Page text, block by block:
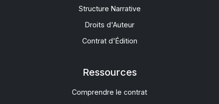
Structure Narrative
Droits d'Auteur
Contrat d'Édition
Ressources
Comprendre le contrat